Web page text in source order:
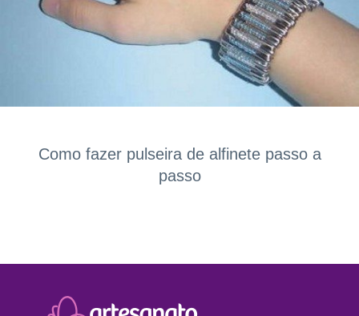
Como fazer pulseira de alfinete passo a
passo